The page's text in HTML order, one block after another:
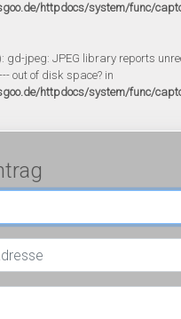
httpdocs/system/func/
gd-jpeg: JPEG library reports
out of disk space? in
httpdocs/system/func/